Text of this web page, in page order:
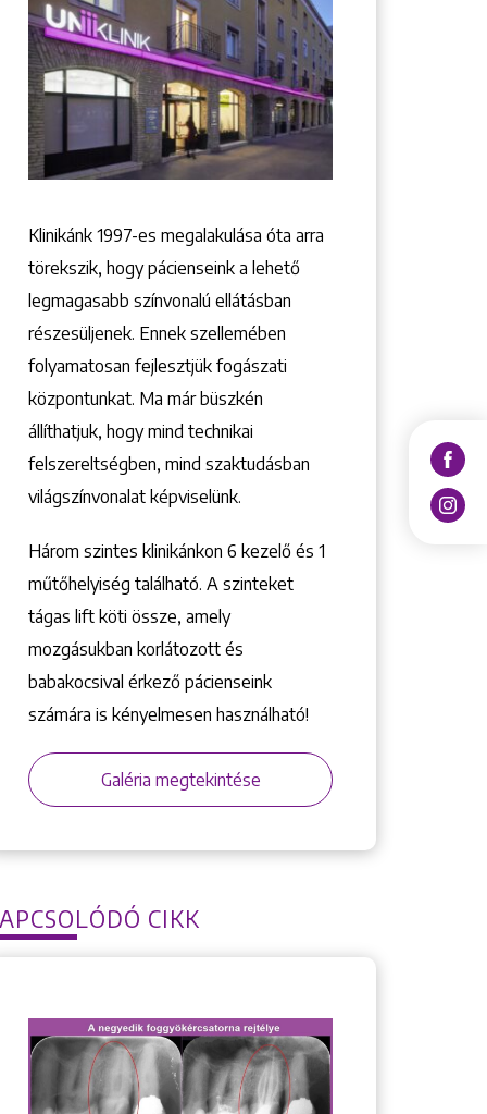
Klinikánk 1997-­es megalakulása óta arra
törekszik, hogy pácienseink a lehető
legmagasabb színvonalú ellátásban
részesüljenek. Ennek szellemében
folyamatosan fejlesztjük fogászati
központunkat. Ma már büszkén
állíthatjuk, hogy mind technikai
felszereltségben, mind szaktudásban
világszínvonalat képviselünk.
Három szintes klinikánkon 6 kezelő ­és 1
műtőhelyiség található. A szinteket
tágas lift köti össze, amely
mozgásukban korlátozott és
babakocsival érkező pácienseink
számára is kényelmesen használható!
Galéria megtekintése
CIKK